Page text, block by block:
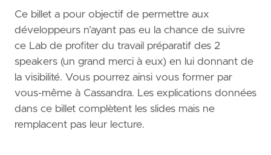
Ce billet a pour objectif de permettre aux
développeurs n’ayant pas eu la chance de suivre
ce Lab de profiter du travail préparatif des 2
speakers (un grand merci à eux) en lui donnant de
la visibilité. Vous pourrez ainsi vous former par
vous-même à Cassandra. Les explications données
dans ce billet complètent les slides mais ne
remplacent pas leur lecture.